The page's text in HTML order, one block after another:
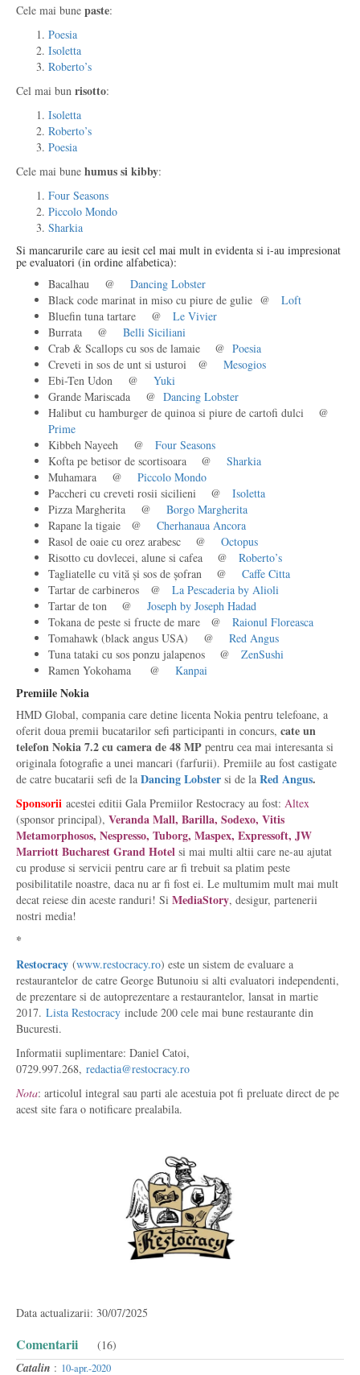
Cele mai bune paste:
Poesia
Isoletta
Roberto’s
Cel mai bun risotto:
Isoletta
Roberto’s
Poesia
Cele mai bune humus si kibby:
Four Seasons
Piccolo Mondo
Sharkia
Si mancarurile care au iesit cel mai mult in evidenta si i-au impresionat
pe evaluatori (in ordine alfabetica):
Bacalhau @ Dancing Lobster
Black code marinat in miso cu piure de gulie @ Loft
Bluefin tuna tartare @ Le Vivier
Burrata @ Belli Siciliani
Crab & Scallops cu sos de lamaie @ Poesia
Creveti in sos de unt si usturoi @ Mesogios
Ebi-Ten Udon @ Yuki
Grande Mariscada @ Dancing Lobster
Halibut cu hamburger de quinoa si piure de cartofi dulci @
Prime
Kibbeh Nayeeh @ Four Seasons
Kofta pe betisor de scortisoara @ Sharkia
Muhamara @ Piccolo Mondo
Paccheri cu creveti rosii sicilieni @ Isoletta
Pizza Margherita @ Borgo Margherita
Rapane la tigaie @ Cherhanaua Ancora
Rasol de oaie cu orez arabesc @ Octopus
Risotto cu dovlecei, alune si cafea @ Roberto’s
Tagliatelle cu vită și sos de șofran @ Caffe Citta
Tartar de carbineros @ La Pescaderia by Alioli
Tartar de ton @ Joseph by Joseph Hadad
Tokana de peste si fructe de mare @ Raionul Floreasca
Tomahawk (black angus USA) @ Red Angus
Tuna tataki cu sos ponzu jalapenos @ ZenSushi
Ramen Yokohama @ Kanpai
Premiile Nokia
HMD Global, compania care detine licenta Nokia pentru telefoane, a
oferit doua premii bucatarilor sefi participanti in concurs, cate un
telefon Nokia 7.2 cu camera de 48 MP pentru cea mai interesanta si
originala fotografie a unei mancari (farfurii). Premiile au fost castigate
de catre bucatarii sefi de la Dancing Lobster si de la Red Angus.
Sponsorii acestei editii Gala Premiilor Restocracy au fost: Altex
(sponsor principal), Veranda Mall, Barilla, Sodexo, Vitis
Metamorphosos, Nespresso, Tuborg, Maspex, Expressoft, JW
Marriott Bucharest Grand Hotel si mai multi altii care ne-au ajutat
cu produse si servicii pentru care ar fi trebuit sa platim peste
posibilitatile noastre, daca nu ar fi fost ei. Le multumim mult mai mult
decat reiese din aceste randuri! Si MediaStory, desigur, partenerii
nostri media!
*
Restocracy (www.restocracy.ro) este un sistem de evaluare a
restaurantelor de catre George Butunoiu si alti evaluatori independenti,
de prezentare si de autoprezentare a restaurantelor, lansat in martie
2017. Lista Restocracy include 200 cele mai bune restaurante din
Bucuresti.
Informatii suplimentare: Daniel Catoi,
0729.997.268, redactia@restocracy.ro
Nota: articolul integral sau parti ale acestuia pot fi preluate direct de pe
acest site fara o notificare prealabila.
Data actualizarii: 30/07/2025
Comentarii (16)
Catalin : 10-apr.-2020